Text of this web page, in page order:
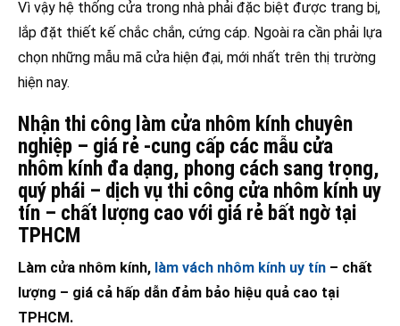
Vì vậy hệ thống cửa trong nhà phải đặc biệt được trang bị,
lắp đặt thiết kế chắc chắn, cứng cáp. Ngoài ra cần phải lựa
chọn những mẫu mã cửa hiện đại, mới nhất trên thị trường
hiện nay.
Nhận thi công làm cửa nhôm kính chuyên
nghiệp – giá rẻ -cung cấp các mẫu cửa
nhôm kính đa dạng, phong cách sang trọng,
quý phái – dịch vụ thi công cửa nhôm kính uy
tín – chất lượng cao với giá rẻ bất ngờ tại
TPHCM
Làm cửa nhôm kính, làm vách nhôm kính uy tín – chất
lượng – giá cả hấp dẫn đảm bảo hiệu quả cao tại
TPHCM.